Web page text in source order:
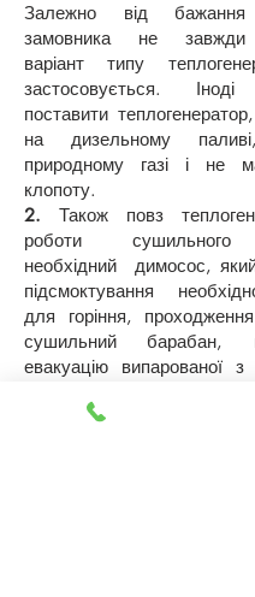
Залежно від
замовника не завжди
варіант типу
застосовується. Іноді
поставити
на дизельному
природному газі і не
клопоту.
2. Також повз
роботи сушильного
необхідний димосос,
підсмоктування
для горіння,
сушильний барабан,
евакуацію випарованої
годину, з урахуванням